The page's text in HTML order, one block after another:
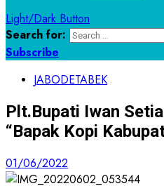
Light/Dark Button
Search for:
Subscribe
JABODETABEK
Plt.Bupati Iwan
“Bapak Kopi
01/06/2022